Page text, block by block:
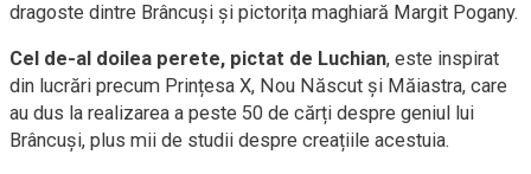
dragoste dintre Brâncuși și pictorița maghiară Margit Pogany.
Cel de-al doilea perete, pictat de Luchian, este inspirat
din lucrări precum Prințesa X, Nou Născut și Măiastra, care
au dus la realizarea a peste 50 de cărți despre geniul lui
Brâncuși, plus mii de studii despre creațiile acestuia.